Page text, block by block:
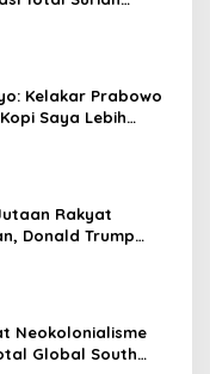
Kelakar Prabowo
Saya Lebih
Rakyat
Donald Trump
Neokolonialisme
Global South